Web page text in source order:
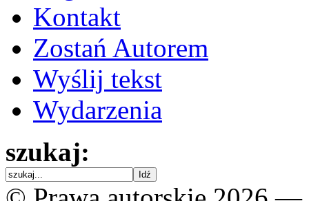
Kontakt
Zostań Autorem
Wyślij tekst
Wydarzenia
szukaj: